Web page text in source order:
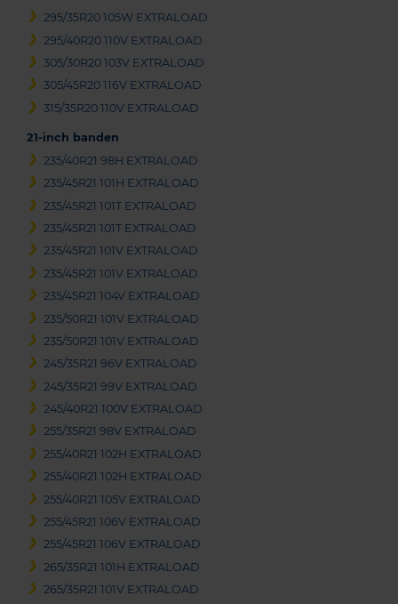
295/35R20 105W EXTRALOAD
295/40R20 110V EXTRALOAD
305/30R20 103V EXTRALOAD
305/45R20 116V EXTRALOAD
315/35R20 110V EXTRALOAD
21-inch banden
235/40R21 98H EXTRALOAD
235/45R21 101H EXTRALOAD
235/45R21 101T EXTRALOAD
235/45R21 101T EXTRALOAD
235/45R21 101V EXTRALOAD
235/45R21 101V EXTRALOAD
235/45R21 104V EXTRALOAD
235/50R21 101V EXTRALOAD
235/50R21 101V EXTRALOAD
245/35R21 96V EXTRALOAD
245/35R21 99V EXTRALOAD
245/40R21 100V EXTRALOAD
255/35R21 98V EXTRALOAD
255/40R21 102H EXTRALOAD
255/40R21 102H EXTRALOAD
255/40R21 105V EXTRALOAD
255/45R21 106V EXTRALOAD
255/45R21 106V EXTRALOAD
265/35R21 101H EXTRALOAD
265/35R21 101V EXTRALOAD